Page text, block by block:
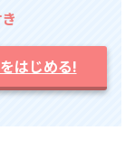
はじめる!